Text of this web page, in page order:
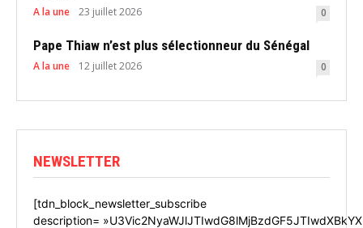
A la une 23 juillet 2026 0
Pape Thiaw n’est plus sélectionneur du Sénégal
A la une 12 juillet 2026 0
NEWSLETTER
[tdn_block_newsletter_subscribe
description=